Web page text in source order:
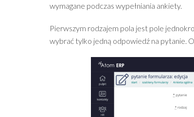
wymagane podczas wypełniania ankiety.
Pierwszym rodzajem pola jest pole
wybrać tylko jedną odpowiedź na pytanie.